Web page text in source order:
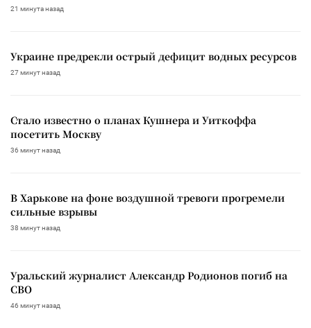
21 минута назад
Украине предрекли острый дефицит водных ресурсов
27 минут назад
Стало известно о планах Кушнера и Уиткоффа
посетить Москву
36 минут назад
В Харькове на фоне воздушной тревоги прогремели
сильные взрывы
38 минут назад
Уральский журналист Александр Родионов погиб на
СВО
46 минут назад